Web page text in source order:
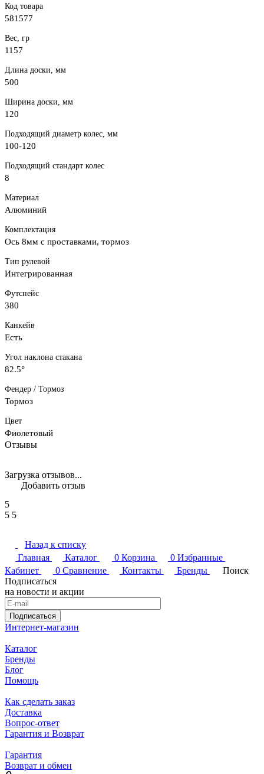
Код товара
581577
Вес, гр
1157
Длина доски, мм
500
Ширина доски, мм
120
Подходящий диаметр колес, мм
100-120
Подходящий стандарт колес
8
Материал
Алюминий
Комплектация
Ось 8мм с проставками, тормоз
Тип рулевой
Интегрированная
Футспейс
380
Канкейв
Есть
Угол наклона стакана
82.5°
Фендер / Тормоз
Тормоз
Цвет
Фиолетовый
Отзывы
Загрузка отзывов...
5
Добавить отзыв
5 5
Назад к списку
Главная
Каталог 0 Корзина 0 Избранные
Кабинет
0 Сравнение Контакты Бренды
Поиск
Подписаться
на новости и акции
Подписаться
Интернет-магазин
Каталог
Бренды
Блог
Помощь
Как сделать заказ
Доставка
Вопрос-ответ
Гарантия и Возврат
Гарантия
Возврат и обмен